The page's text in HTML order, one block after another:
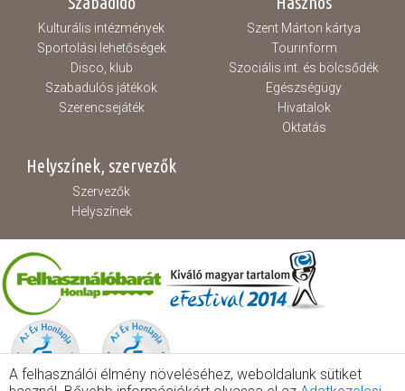
Kulturális intézmények
Sportolási lehetőségek
Disco, klub
Szabadulós játékok
Szerencsejáték
Szent Márton kártya
Tourinform
Szociális int. és bölcsődék
Egészségügy
Hivatalok
Oktatás
Helyszínek, szervezők
Szervezők
Helyszínek
A felhasználói élmény növeléséhez, weboldalunk sütiket